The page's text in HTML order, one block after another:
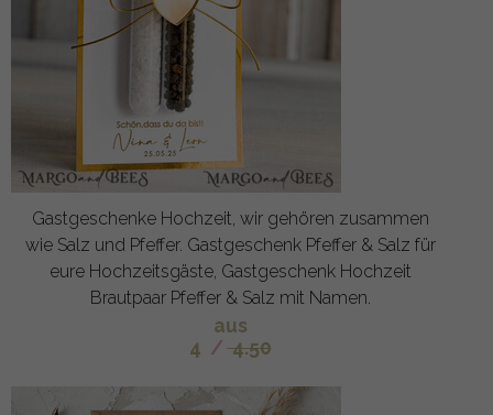
Gastgeschenke Hochzeit, wir gehören zusammen
wie Salz und Pfeffer. Gastgeschenk Pfeffer & Salz für
eure Hochzeitsgäste, Gastgeschenk Hochzeit
Brautpaar Pfeffer & Salz mit Namen.
aus
4 / 4.50